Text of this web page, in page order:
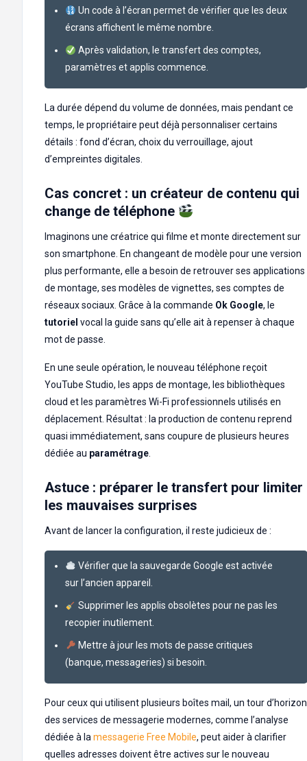
Un code à l’écran permet de vérifier que les deux
écrans affichent le même nombre.
Après validation, le transfert des comptes,
paramètres et applis commence.
La durée dépend du volume de données, mais pendant ce
temps, le propriétaire peut déjà personnaliser certains
détails : fond d’écran, choix du verrouillage, ajout
d’empreintes digitales.
Cas concret : un créateur de contenu qui
change de téléphone
Imaginons une créatrice qui filme et monte directement sur
son smartphone. En changeant de modèle pour une version
plus performante, elle a besoin de retrouver ses applications
de montage, ses modèles de vignettes, ses comptes de
réseaux sociaux. Grâce à la commande Ok Google, le
tutoriel vocal la guide sans qu’elle ait à repenser à chaque
mot de passe.
En une seule opération, le nouveau téléphone reçoit
YouTube Studio, les apps de montage, les bibliothèques
cloud et les paramètres Wi-Fi professionnels utilisés en
déplacement. Résultat : la production de contenu reprend
quasi immédiatement, sans coupure de plusieurs heures
dédiée au paramétrage.
Astuce : préparer le transfert pour limiter
les mauvaises surprises
Avant de lancer la configuration, il reste judicieux de :
Vérifier que la sauvegarde Google est activée
sur l’ancien appareil.
Supprimer les applis obsolètes pour ne pas les
recopier inutilement.
Mettre à jour les mots de passe critiques
(banque, messageries) si besoin.
Pour ceux qui utilisent plusieurs boîtes mail, un tour d’horizon
des services de messagerie modernes, comme l’analyse
dédiée à lamessagerie Free Mobile, peut aider à clarifier
quelles adresses doivent être actives sur le nouveau